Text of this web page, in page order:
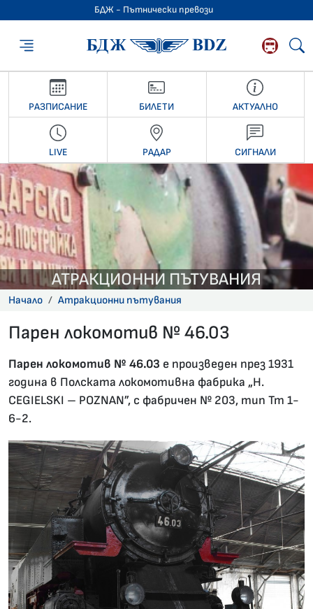
БДЖ - Пътнически превози
БДЖ -
РАЗПИСАНИЕ БИЛЕТИ АКТУАЛНО
LIVE РАДАР СИГНАЛИ
АТРАКЦИОННИ ПЪТУВАНИЯ
Начало Атракционни пътувания
Парен локомотив № 46.03
Парен локомотив № 46.03 е произведен през 1931
година в Полската локомотивна фабрика „H.
CEGIELSKI – POZNAN”, с фабричен № 203, тип Тт 1-
6-2.